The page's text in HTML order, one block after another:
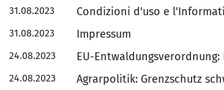
31.08.2023 Condizioni d'uso e
31.08.2023 Impressum
24.08.2023 EU-
24.08.2023 Agrarpolitik: Grenzschutz